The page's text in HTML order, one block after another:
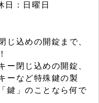
：日曜日
じ込めの開錠まで、
ー閉じ込めの開錠、
ーなど特殊鍵の製
鍵」のことなら何で